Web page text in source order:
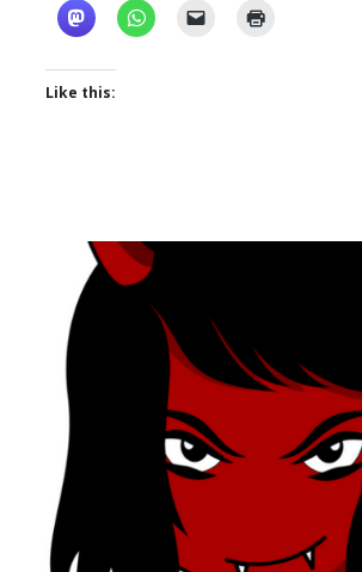
Like this: